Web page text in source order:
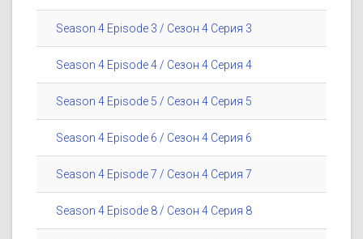
Season 4 Episode 3 / Сезон 4 Серия 3
Season 4 Episode 4 / Сезон 4 Серия 4
Season 4 Episode 5 / Сезон 4 Серия 5
Season 4 Episode 6 / Сезон 4 Серия 6
Season 4 Episode 7 / Сезон 4 Серия 7
Season 4 Episode 8 / Сезон 4 Серия 8